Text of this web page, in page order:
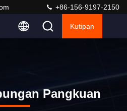
+86-156-9197-2150
Kutipan
Pangkuan